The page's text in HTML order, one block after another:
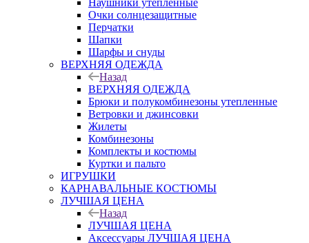
Наушники утепленные
Очки солнцезащитные
Перчатки
Шапки
Шарфы и снуды
ВЕРХНЯЯ ОДЕЖДА
Назад
ВЕРХНЯЯ ОДЕЖДА
Брюки и полукомбинезоны утепленные
Ветровки и джинсовки
Жилеты
Комбинезоны
Комплекты и костюмы
Куртки и пальто
ИГРУШКИ
КАРНАВАЛЬНЫЕ КОСТЮМЫ
ЛУЧШАЯ ЦЕНА
Назад
ЛУЧШАЯ ЦЕНА
Аксессуары ЛУЧШАЯ ЦЕНА